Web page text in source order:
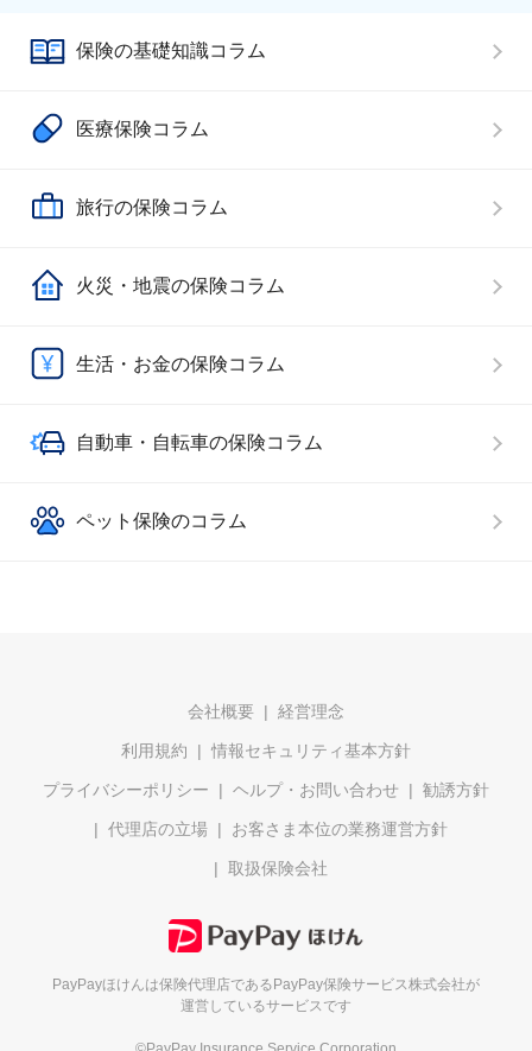
保険の基礎知識コラム
医療保険コラム
旅行の保険コラム
火災・地震の保険コラム
生活・お金の保険コラム
自動車・自転車の保険コラム
ペット保険のコラム
会社概要 経営理念
利用規約 情報セキュリティ基本方針
プライバシーポリシー ヘルプ・お問い合わせ 勧誘方針
代理店の立場 お客さま本位の業務運営方針
取扱保険会社
PayPayほけんは保険代理店である PayPay保険サービス株式会社が
運営しているサービスです